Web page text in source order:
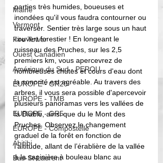
Maine
Vermont
Fire Tower
Ouest Canadien
Amérique du Sud - PEROU
EUROPE - GR20
EUROPE - TMB
EUROPE - GR5
EUROPE - Compostelle
Abitibi
Bas-St-Laurent
parties très humides, boueuses et
inondées qu'il vous faudra contourner ou
traverser. Sentier très large sous un haut
couvert forestier ! En longeant le
ruisseau des Pruches, sur les 2,5
premiers km, vous apercevrez de
nombreuses chutes et cours d'eau dont
la sonorité est agréable. Au travers des
arbres, il vous sera possible d'apercevoir
plusieurs panoramas vers les vallées de
la Diable, ainsi que du le Mont des
Pruches. Observez le changement
graduel de la forêt en fonction de
l’altitude, allant de l’érablière de la vallée
à la sapinière à bouleau blanc au